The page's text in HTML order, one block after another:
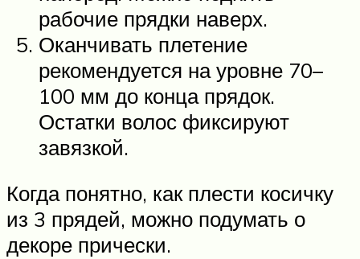
рабочие прядки наверх.
Оканчивать плетение
рекомендуется на уровне 70–
100 мм до конца прядок.
Остатки волос фиксируют
завязкой.
Когда понятно, как плести косичку
из 3 прядей, можно подумать о
декоре прически.